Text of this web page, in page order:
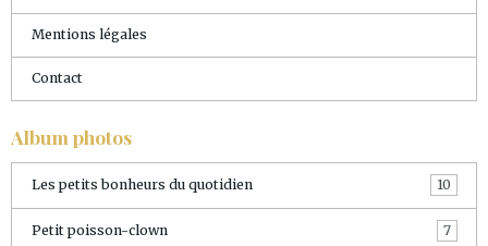
Mentions légales
Contact
Album photos
Les petits bonheurs du quotidien 10
Petit poisson-clown 7